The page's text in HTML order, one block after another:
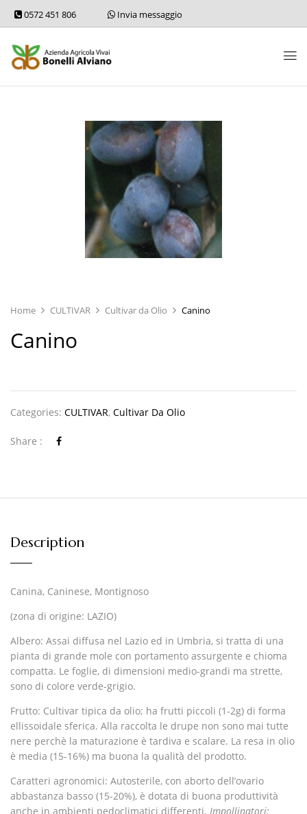
0572 451 806 Invia messaggio
Home CULTIVAR Cultivar da Olio Canino
Canino
Categories: CULTIVAR, Cultivar Da Olio
Share :
Description
Canina, Caninese, Montignoso
(zona di origine: LAZIO)
Albero: Assai diffusa nel Lazio ed in Umbria, si tratta di una
pianta di grande mole con portamento assurgente e chioma
compatta. Le foglie, di dimensioni medio-grandi ma strette,
sono di colore verde-grigio.
Frutto: Cultivar tipica da olio; ha frutti piccoli (1-2g) di forma
ellissoidale sferica. Alla raccolta le drupe non sono mai tutte
nere perchè la maturazione è tardiva e scalare. La resa in olio
è media (15-16%) ma buona la qualità del prodotto.
Caratteri agronomici: Autosterile, con aborto dell’ovario
abbastanza basso (15-20%), è dotata di buona produttività
anche in ambienti pedoclimatici differenti. Impollinatori: